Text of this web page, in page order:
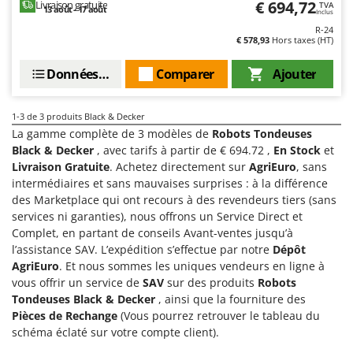
Groupes électrogènes
Gyrobroyeurs à lame pour tracteur
Haches - Cognées et Hachettes
Herses à Dents
Herses Rotatives
L
Lames à neige
Lames niveleuses pour tracteur
Lave-vitres
Lieuses électriques pour vignes
M
Machines à pâtes
Effeuno
Elegen
Energy Gruppi
Enotecnica Pillan
Eschenfelder
EuroMech
Eurosystems
F
FAC
Fama Industrie
Famag
Livraison gratuite
13 août - 17 août € 694,72 TVA
Inclus
R-24
€ 578,93 Hors taxes (HT)
Ajouter
Comparer
Données techniques
1-3 de 3 produits Black & Decker
La gamme complète de 3 modèles de Robots Tondeuses
Black & Decker , avec tarifs à partir de € 694.72 , En Stock et
Livraison Gratuite. Achetez directement sur AgriEuro, sans
intermédiaires et sans mauvaises surprises : à la différence
des Marketplace qui ont recours à des revendeurs tiers (sans
services ni garanties), nous offrons un Service Direct et
Complet, en partant de conseils Avant-ventes jusqu’à
l’assistance SAV. L’expédition s’effectue par notre Dépôt
AgriEuro. Et nous sommes les uniques vendeurs en ligne à
vous offrir un service de SAV sur des produits Robots
Tondeuses Black & Decker , ainsi que la fourniture des
Pièces de Rechange (Vous pourrez retrouver le tableau du
schéma éclaté sur votre compte client).